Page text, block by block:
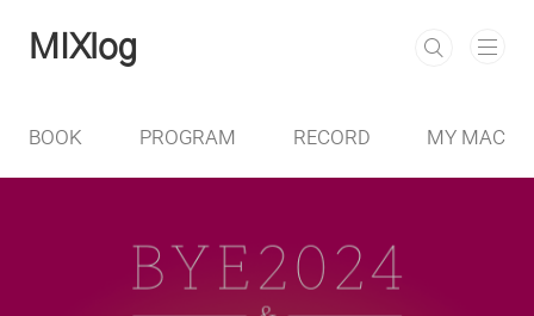
MIXlog
BOOK PROGRAM RECORD MY MAC